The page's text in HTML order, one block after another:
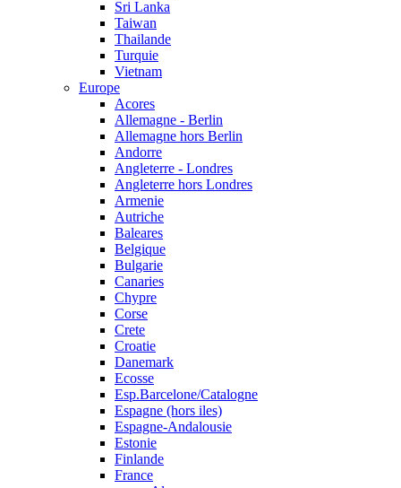
Sri Lanka
Taiwan
Thailande
Turquie
Vietnam
Europe
Acores
Allemagne - Berlin
Allemagne hors Berlin
Andorre
Angleterre - Londres
Angleterre hors Londres
Armenie
Autriche
Baleares
Belgique
Bulgarie
Canaries
Chypre
Corse
Crete
Croatie
Danemark
Ecosse
Esp.Barcelone/Catalogne
Espagne (hors iles)
Espagne-Andalousie
Estonie
Finlande
France